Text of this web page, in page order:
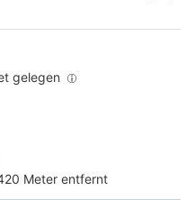
gelegen
Meter entfernt